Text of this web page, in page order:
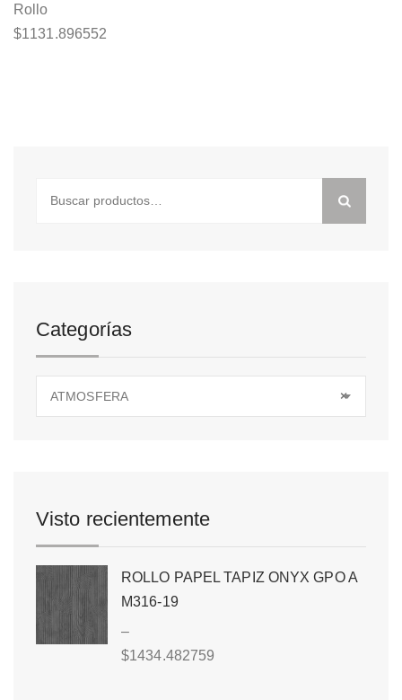
Rollo
$1131.896552
Categorías
×
ATMOSFERA
Visto recientemente
ROLLO PAPEL TAPIZ ONYX GPO A
M316-19
–
$1434.482759